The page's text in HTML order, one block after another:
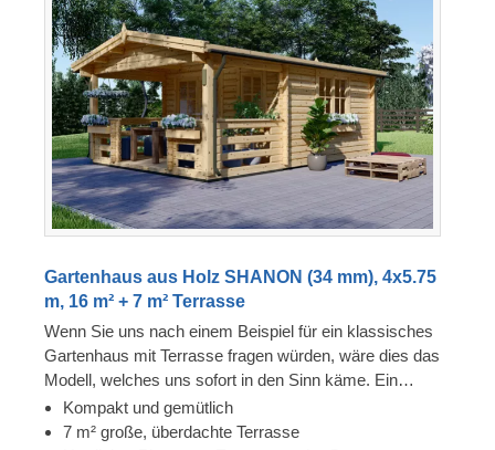
Gartenhaus aus Holz SHANON (34 mm), 4x5.75
m, 16 m² + 7 m² Terrasse
Wenn Sie uns nach einem Beispiel für ein klassisches
Gartenhaus mit Terrasse fragen würden, wäre dies das
Modell, welches uns sofort in den Sinn käme. Ein
Höchstmaß an Funktionalität, Ästhetik und Komfort in
einer kompakten Form machen das Gartenhaus
Kompakt und gemütlich
7 m² große, überdachte Terrasse